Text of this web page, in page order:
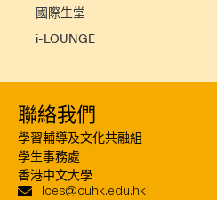
國際生堂
i-LOUNGE
聯絡我們
學習輔導及文化共融組
學生事務處
香港中文大學
lces@cuhk.edu.hk